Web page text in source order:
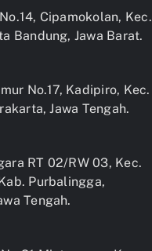
Cipamokolan, Kec.
Bandung, Jawa Barat.
No.17, Kadipiro, Kec.
Jawa Tengah.
RT 02/RW 03, Kec.
Purbalingga,
Tengah.